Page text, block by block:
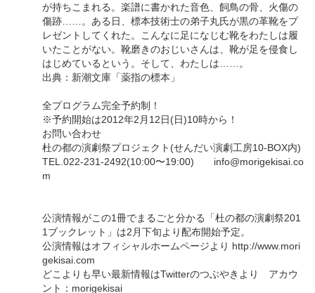
が持ちこまれる。楽譜に書かれた音色、飼鳥の骨、火傷の
傷跡……。ある日、標本技術士の弟子丸氏が黒の革靴をプ
レゼントしてくれた。こんなに足になじむ靴をわたしは履
いたことがない。靴磨きのおじいさんは、靴が足を侵食し
はじめているという。そして、わたしは……。
出典：新潮文庫「薬指の標本」
全プログラム完全予約制！
※予約開始は2012年2月12日(日)10時から！
お問い合わせ
杜の都の演劇祭プロジェクト(せんだい演劇工房10-BOX内)
TEL.022-231-2492(10:00〜19:00) info@morigekisai.co
m
公演情報がこの1冊でまるごと分かる「杜の都の演劇祭201
1ブックレット」は2月下旬より配布開始予定。
公演情報はオフィシャルホームページより http://www.mori
gekisai.com
どこよりも早い最新情報はTwitterのつぶやきより アカウ
ント：morigekisai